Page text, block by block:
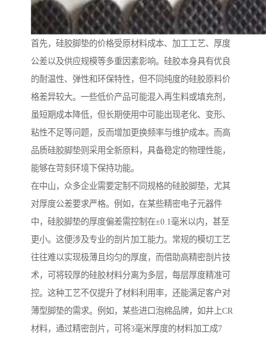
首先，硅胶脚垫的价格受原材料成本、加工工艺、厚度
公差以及供应规模等多重因素影响。硅胶本身具有优良
的耐温性、弹性和环保特性，但不同纯度的硅胶原料价
格差异较大。一些低价产品可能混入再生料或填充剂，
虽短期成本降低，但长期使用中可能出现老化、变形、
粘性不足等问题，反而增加更换频率与维护成本。而高
品质硅胶脚垫则采用全新原料，具备稳定的物理性能，
能够在苛刻环境下保持功能。
在中山，众多企业需要定制不同规格的硅胶脚垫，尤其
对厚度公差要求严格。例如，在某些精密电子元器件
中，硅胶脚垫的厚度偏差需控制在±0.1毫米以内，甚至
更小。这便涉及专业的剖片加工能力。常规的模切工艺
往往难以实现极薄且均匀的厚度，而借助高精密剖片技
术，可将较厚的硅胶材料分离为多层，每层厚度精准可
控。这种工艺不仅提升了材料利用率，还能满足客户对
薄型脚垫的需求。例如，某些进口泡棉品牌，如井上CR
材料，通过精密剖片，可将3毫米厚度的材料加工成7